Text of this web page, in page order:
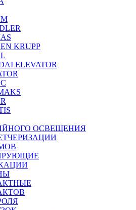
KRUPP
ELEVATOR
ОСВЕЩЕНИЯ